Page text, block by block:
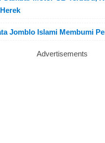
Jomblo Islami Membumi
Advertisements